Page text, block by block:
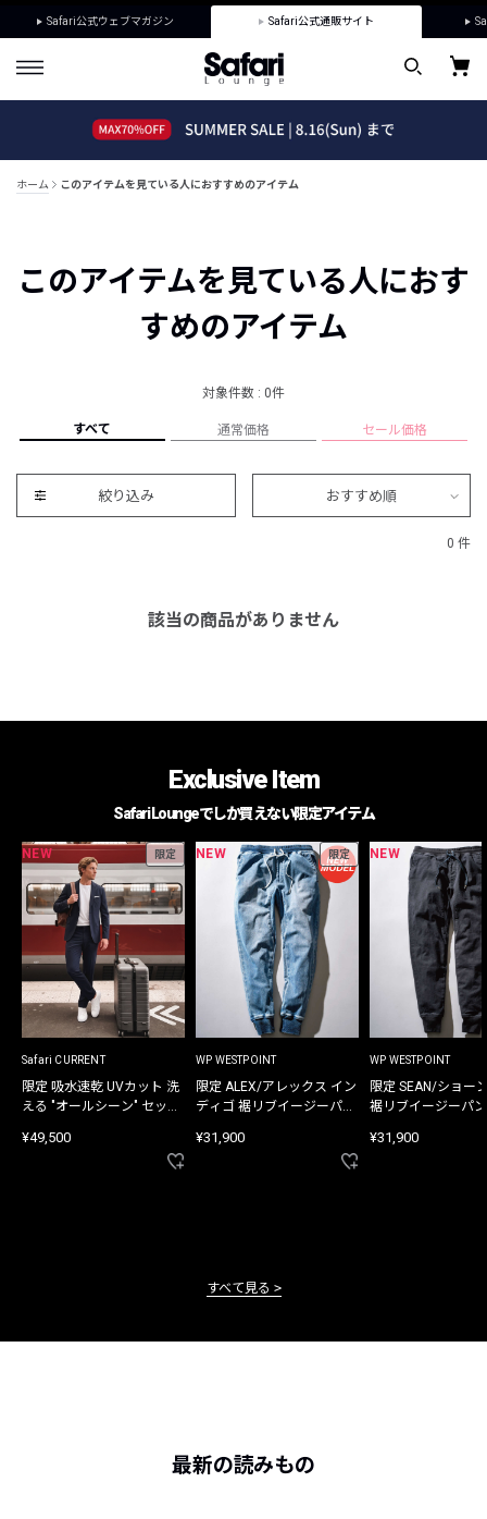
Safari公式ウェブマガジン Safari公式通販サイト
ホーム このアイテムを見ている人におすすめのアイテム
このアイテムを見ている人におす
すめのアイテム
対象件数 : 0件
すべて 通常価格 セール価格
絞り込み おすすめ順
0 件
該当の商品がありません
Exclusive Item
Safari Loungeでしか買えない限定アイテム
NEW 限定
Safari CURRENT
限定 吸水速乾 UVカット 洗
える "オールシーン" セット
¥49,500
NEW 限定
WP WESTPOINT
限定 ALEX/アレックス イン
ディゴ 裾リブイージーパン
¥31,900
NEW
WP WESTPOINT
限定 SEAN/ショー
裾リブイージーパ
¥31,900
すべて見る
最新の読みもの